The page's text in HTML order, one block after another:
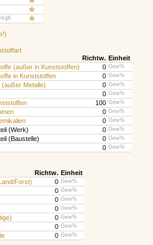
kgK
Richtw. Einheit
(außer in Kunststoffen)
0 Gew%
in Kunststoffen 0 Gew%
Metalle) 0 Gew%
0 Gew%
100 Gew%
0 Gew%
0 Gew%
(Werk) 0 Gew%
(Baustelle) 0 Gew%
0 Gew%
Richtw. Einheit
Forst)
0 Gew%
0 Gew%
0 Gew%
0 Gew%
0 Gew%
0 Gew%
0 Gew%